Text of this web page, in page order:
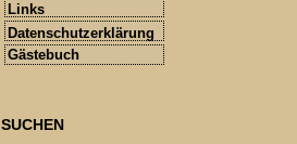
Links
Datenschutzerklärung
Gästebuch
SUCHEN